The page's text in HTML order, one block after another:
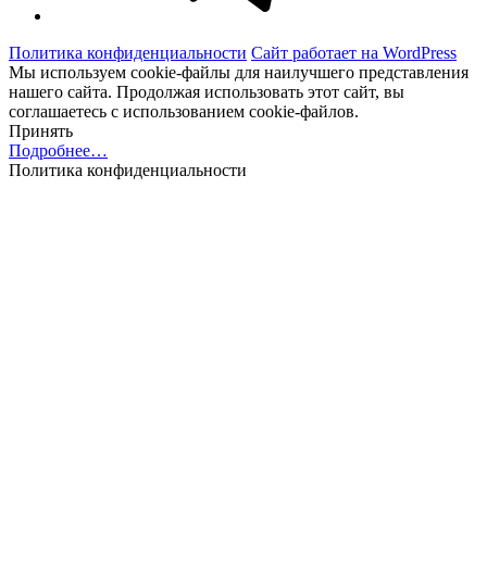
Политика конфиденциальности Сайт работает на WordPress
Мы используем cookie-файлы для наилучшего представления
нашего сайта. Продолжая использовать этот сайт, вы
соглашаетесь с использованием cookie-файлов.
Принять
Подробнее…
Политика конфиденциальности